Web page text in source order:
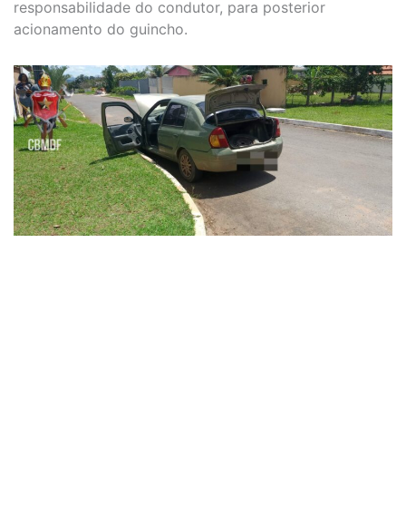
responsabilidade do condutor, para posterior
acionamento do guincho.